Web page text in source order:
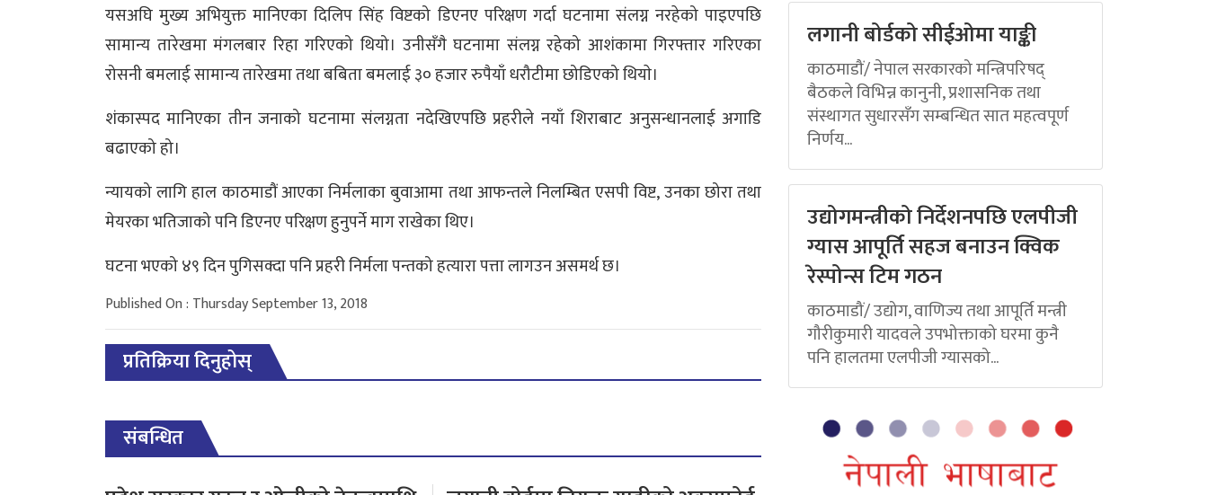
यसअघि मुख्य अभियुक्त मानिएका दिलिप सिंह विष्टको डिएनए परिक्षण गर्दा घटनामा संलग्न नरहेको पाइएपछि
सामान्य तारेखमा मंगलबार रिहा गरिएको थियो। उनीसँगै घटनामा संलग्न रहेको आशंकामा गिरफ्तार गरिएका
रोसनी बमलाई सामान्य तारेखमा तथा बबिता बमलाई ३० हजार रुपैयाँ धरौटीमा छोडिएको थियाे।
शंकास्पद मानिएका तीन जनाको घटनामा संलग्नता नदेखिएपछि प्रहरीले नयाँ शिराबाट अनुसन्धानलाई अगाडि
बढाएको हो।
न्यायको लागि हाल काठमाडौं आएका निर्मलाका बुवाआमा तथा आफन्तले निलम्बित एसपी विष्ट, उनका छोरा तथा
मेयरका भतिजाको पनि डिएनए परिक्षण हुनुपर्ने माग राखेका थिए।
घटना भएको ४९ दिन पुगिसक्दा पनि प्रहरी निर्मला पन्तको हत्यारा पत्ता लागउन असमर्थ छ।
Published On : Thursday September 13, 2018
प्रतिक्रिया दिनुहोस्
संबन्धित
लगानी बोर्डको सीईओमा याङ्की
काठमाडौं/ नेपाल सरकारको मन्त्रिपरिषद्
बैठकले विभिन्न कानुनी, प्रशासनिक तथा
संस्थागत सुधारसँग सम्बन्धित सात महत्वपूर्ण
निर्णय...
उद्योगमन्त्रीको निर्देशनपछि एलपीजी
ग्यास आपूर्ति सहज बनाउन क्विक
रेस्पोन्स टिम गठन
काठमाडौं/ उद्योग, वाणिज्य तथा आपूर्ति मन्त्री
गौरीकुमारी यादवले उपभोक्ताको घरमा कुनै
पनि हालतमा एलपीजी ग्यासको...